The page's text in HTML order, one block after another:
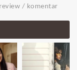
/ komentar